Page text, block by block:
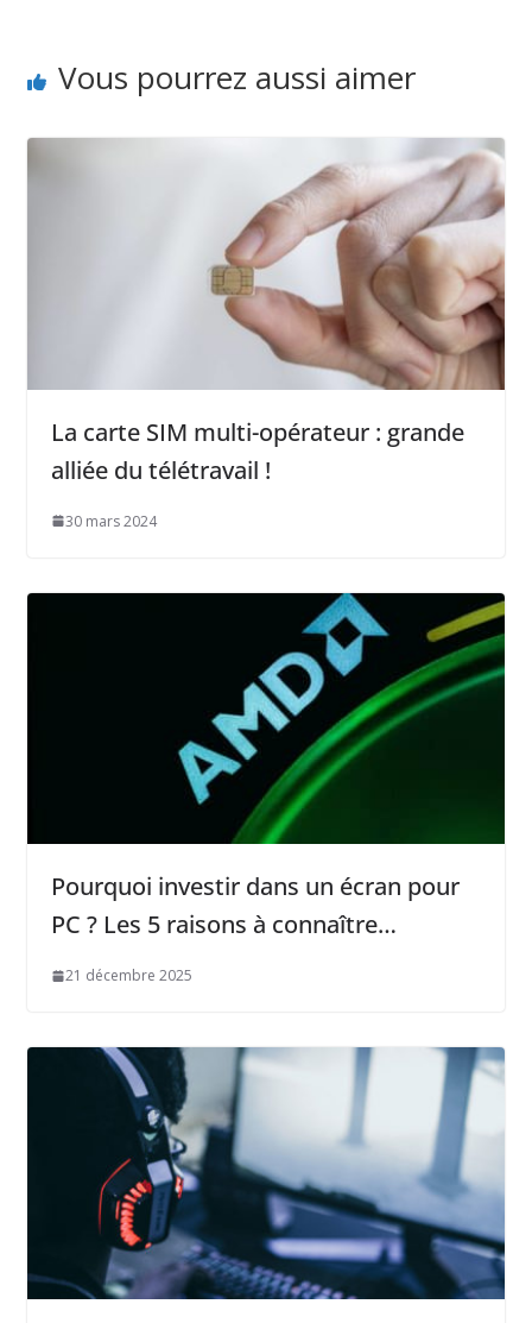
Vous pourrez aussi aimer
La carte SIM multi-opérateur : grande
alliée du télétravail !
30 mars 2024
Pourquoi investir dans un écran pour
PC ? Les 5 raisons à connaître…
21 décembre 2025